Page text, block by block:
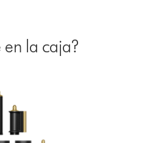
la caja?